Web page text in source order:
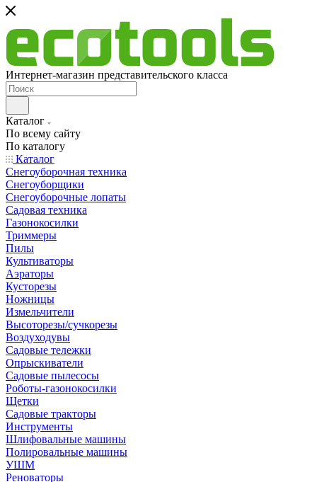
Интернет-магазин представительского класса
Каталог
По всему сайту
По каталогу
Каталог
Снегоуборочная техника
Снегоуборщики
Снегоуборочные лопаты
Садовая техника
Газонокосилки
Триммеры
Пилы
Культиваторы
Аэраторы
Кусторезы
Ножницы
Измельчители
Высоторезы/сучкорезы
Воздуходувы
Садовые тележки
Опрыскиватели
Садовые пылесосы
Роботы-газонокосилки
Щетки
Садовые тракторы
Инструменты
Шлифовальные машины
Полировальные машины
УШМ
Реноваторы